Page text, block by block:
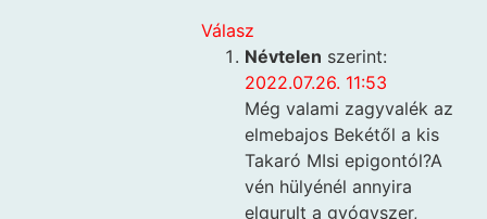
Válasz
Névtelen szerint:
2022.07.26. 11:53
Még valami zagyvalék az
elmebajos Bekétől a kis
Takaró MIsi epigontól?A
vén hülyénél annyira
elgurult a gyógyszer,